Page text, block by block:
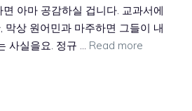
아마 공감하실 겁니다. 교과서에
상 원어민과 마주하면 그들이 내
사실을요. 정규 … Read more